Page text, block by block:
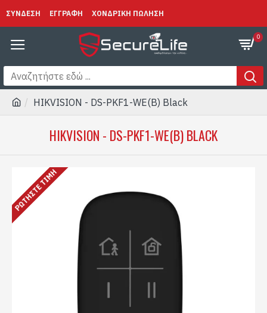
ΣΥΝΔΕΣΗ ΕΓΓΡΑΦΗ ΧΟΝΔΡΙΚΗ ΠΩΛΗΣΗ
0
HIKVISION - DS-PKF1-WE(B) Black
HIKVISION - DS-PKF1-WE(B) BLACK
ΡΩΤΉΣΤΕ ΤΙΜΉ